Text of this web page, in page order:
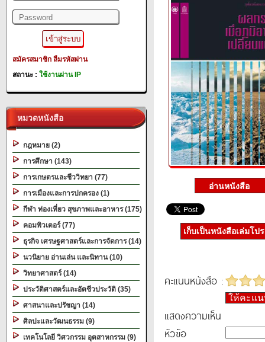
สมัครสมาชิก ลืมรหัสผ่าน
สถานะ : ใช้งานผ่าน IP
หมวดหนังสือ
กฎหมาย (2)
การศึกษา (143)
การเกษตรและชีววิทยา (77)
การเมืองและการปกครอง (1)
กีฬา ท่องเที่ยว สุขภาพและอาหาร (175)
คอมพิวเตอร์ (77)
ธุรกิจ เศรษฐศาสตร์และการจัดการ (14)
นวนิยาย อ่านเล่น และนิทาน (10)
วิทยาศาสตร์ (14)
ประวัติศาสตร์และอัตชีวประวัติ (35)
ศาสนาและปรัชญา (14)
ศิลปะและวัฒนธรรม (9)
เทคโนโลยี วิศวกรรม อุตสาหกรรม (9)
เก็บเป็นหนังสือเล่มโป
คะแนนหนังสือ :
ให้คะแ
แสดงความเห็น
หัวข้อ